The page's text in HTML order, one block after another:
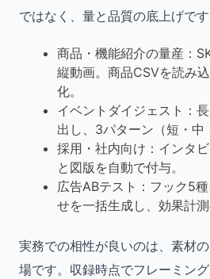
ではなく、量と品質の底上げです
商品・機能紹介の量産：
縦動画。商品CSVを読み
化。
イベントダイジェスト：
出し、3パターン（短・中
採用・社内向け：インタ
と図版を自動で付与。
広告ABテスト：フック5
せを一括生成し、効果計測
実務での相性が良いのは、素材
場です。収録時点でフレーミン